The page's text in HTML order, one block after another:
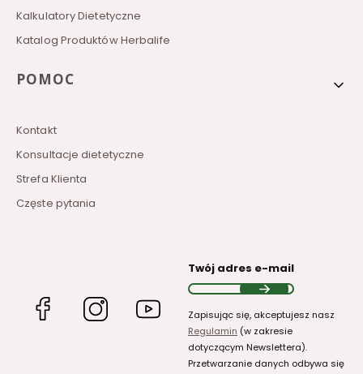
Kalkulatory Dietetyczne
Katalog Produktów Herbalife
POMOC
Kontakt
Konsultacje dietetyczne
Strefa Klienta
Częste pytania
(Otwiera(Otwiera
się
(Otwiera
nowej
Twój adres e-mail
Zapisując się, akceptujesz nasz
Regulamin (w zakresie
dotyczącym Newslettera).
Przetwarzanie danych odbywa się